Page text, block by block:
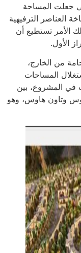
جعلت المساحة
20%، بينما مساخة العناصر الترفيهية
وبناء على ذلك الأمر تستطيع أن
الأول.
من الخارج،
المساحات
في المشروع، بين
وتاون هاوس، وهو